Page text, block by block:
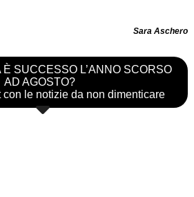
Sara Aschero
SUCCESSO L’ANNO SCORSO
AD AGOSTO?
le notizie da non dimenticare